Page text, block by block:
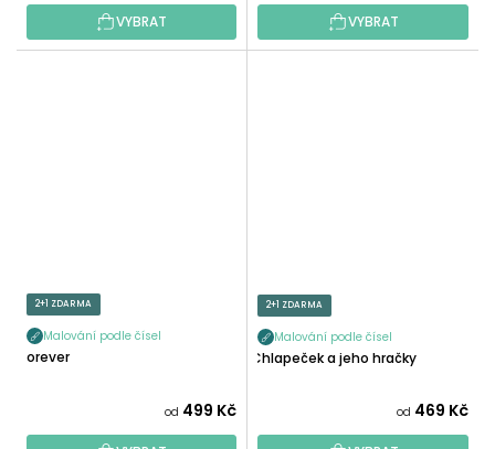
VYBRAT VYBRAT
2+1 ZDARMA
Malování podle čísel
Forever
od 499 Kč
2+1 ZDARMA
Malování podle čísel
Chlapeček a jeho hračky
od 469 Kč